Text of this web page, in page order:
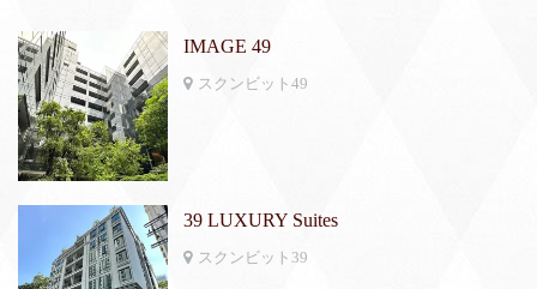
IMAGE 49
スクンビット49
39 LUXURY Suites
スクンビット39